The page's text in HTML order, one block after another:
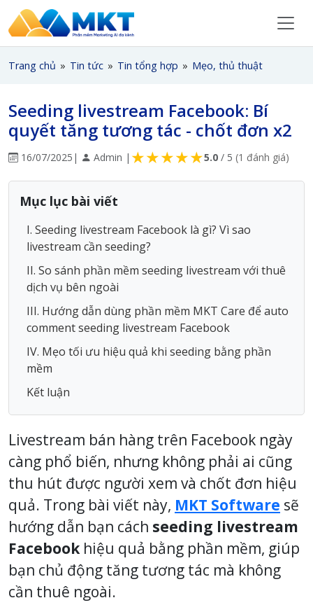
Trang chủ » Tin tức » Tin tổng hợp » Mẹo, thủ thuật
Seeding livestream Facebook: Bí
quyết tăng tương tác - chốt đơn x2
16/07/2025 | Admin | ★
★
★
★
★ 5.0 / 5 (1 đánh giá)
Mục lục bài viết
I. Seeding livestream Facebook là gì? Vì sao
livestream cần seeding?
II. So sánh phần mềm seeding livestream với thuê
dịch vụ bên ngoài
III. Hướng dẫn dùng phần mềm MKT Care để auto
comment seeding livestream Facebook
IV. Mẹo tối ưu hiệu quả khi seeding bằng phần
mềm
Kết luận
Livestream bán hàng trên Facebook ngày
càng phổ biến, nhưng không phải ai cũng
thu hút được người xem và chốt đơn hiệu
quả. Trong bài viết này, MKT Software sẽ
hướng dẫn bạn cách seeding livestream
Facebookhiệu quả bằng phần mềm, giúp
bạn chủ động tăng tương tác mà không
cần thuê ngoài.